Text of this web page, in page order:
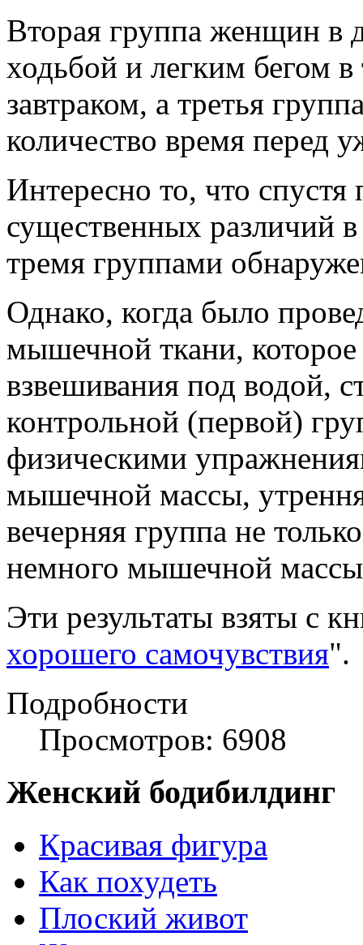
Вторая группа женщин в
ходьбой и легким бегом в
завтраком, а третья
количество время перед
Интересно то, что
существенных различий
тремя группами
Однако, когда было
мышечной ткани,
взвешивания под водой,
контрольной (первой)
физическими
мышечной массы,
вечерняя группа не
немного мышечной
Эти результаты взяты с
хорошего самочувствия".
Подробности
Просмотров: 6908
Женский бодибилдинг
Красивая фигура
Как похудеть
Плоский живот